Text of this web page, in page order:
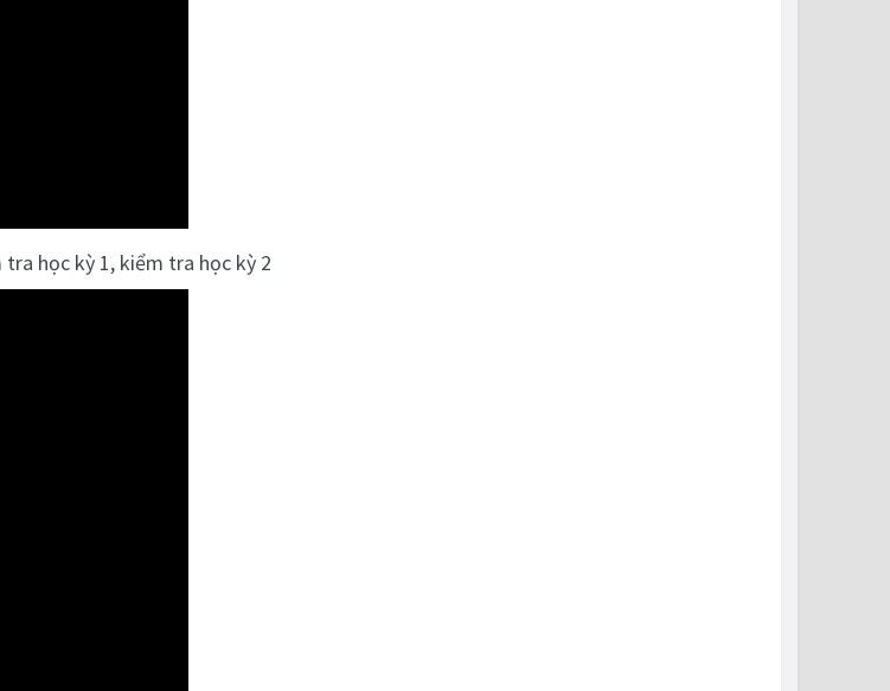
học kỳ 1, kiểm tra học kỳ 2